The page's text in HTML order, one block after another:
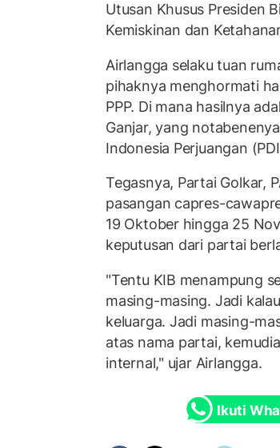
Utusan Khusus Presiden
Kemiskinan dan
Airlangga selaku tuan
pihaknya menghormati
PPP. Di mana hasilnya
Ganjar, yang
Indonesia Perjuangan
Tegasnya, Partai Golkar,
pasangan capres-
19 Oktober hingga 25
keputusan dari partai
"Tentu KIB menampung
masing-masing. Jadi
keluarga. Jadi masing-
atas nama partai,
internal," ujar Airlangga.
Ikuti